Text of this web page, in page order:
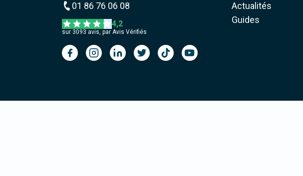
01 86 76 06 08
4,2
sur 3093 avis, par Avis Vérifiés
Actualités
Guides